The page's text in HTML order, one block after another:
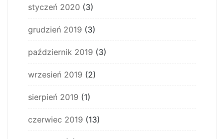
styczeń 2020 (3)
grudzień 2019 (3)
październik 2019 (3)
wrzesień 2019 (2)
sierpień 2019 (1)
czerwiec 2019 (13)